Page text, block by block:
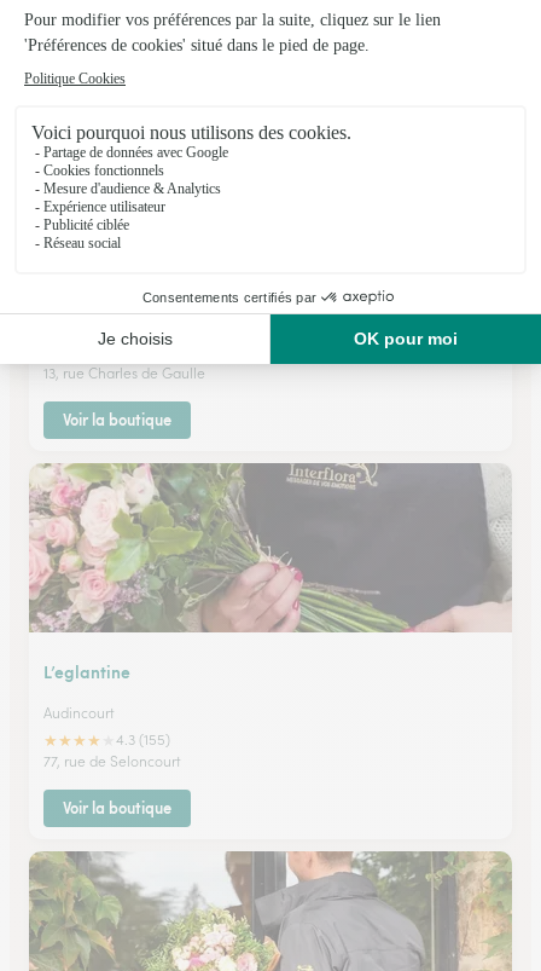
Voir la boutique
13, rue Charles de Gaulle
Voir la boutique
L’eglantine
Audincourt
★★★★
4.3 (155)
77, rue de Seloncourt
Voir la boutique